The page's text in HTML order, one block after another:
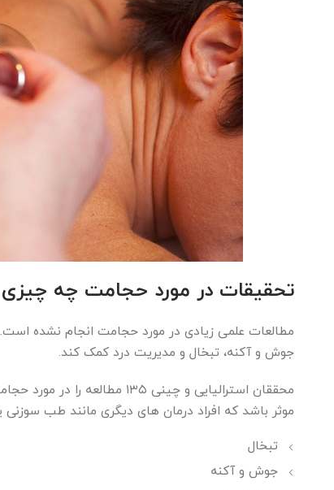
تحقیقات در مورد حجامت چه
جوش و آکنه، تبخال و مدیریت درد کمک کند.
محققان استرالیایی و چینی
موثر باشد که افراد درمان های دیگری مانند طب سوزنی
تبخال
جوش و آکنه